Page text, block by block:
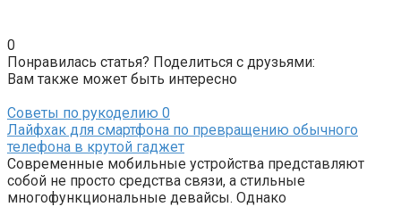
0
Понравилась статья? Поделиться с друзьями:
Вам также может быть интересно
Советы по рукоделию 0
Лайфхак для смартфона по превращению обычного
телефона в крутой гаджет
Современные мобильные устройства представляют
собой не просто средства связи, а стильные
многофункциональные девайсы. Однако